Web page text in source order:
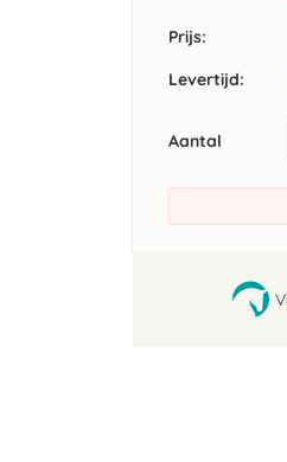
Prijs:
Levertijd:
Aantal